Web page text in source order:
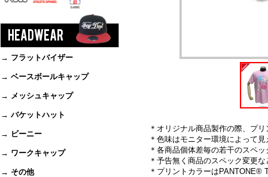
→ フラットバイザー
→ ベースボールキャップ
→ メッシュキャップ
→ バケットハット
→ ビーニー
→ ワークキャップ
→ その他
＊オリジナル商品製作の際、プ
＊色味はモニター環境によって
＊各商品個体差毎の若干のスペ
＊予告無く商品のスペック変更
＊プリントカラーはPANTONE®